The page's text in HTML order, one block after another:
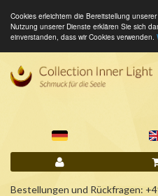
Cookies erleichtern die Bereitstellung
Nutzung unserer Dienste erklären Sie sich
einverstanden, dass wir Cookies verwenden.
Bestellungen und Rückfragen: